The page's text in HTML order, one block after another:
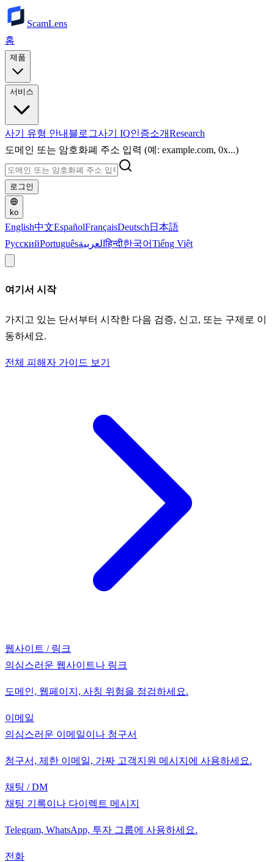
ScamLens
홈
제품
서비스
사기 유형 안내 블로그사기 IQ인증소개Research
도메인 또는 암호화폐 주소 입력 (예: example.com, 0x...)
로그인
ko
English中文EspañolFrançaisDeutsch 日本語
РусскийPortuguêsالعربيةहिन्दी한국어Tiếng Việt
여기서 시작
가지고 있는 단서부터 시작한 다음 검증, 신고, 또는 구제로 이
동하세요.
전체 피해자 가이드 보기
웹사이트 / 링크
의심스러운 웹사이트나 링크
도메인, 웹페이지, 사칭 위험을 점검하세요.
이메일
의심스러운 이메일이나 청구서
청구서, 제한 이메일, 가짜 고객지원 메시지에 사용하세요.
채팅 / DM
채팅 기록이나 다이렉트 메시지
Telegram, WhatsApp, 투자 그룹에 사용하세요.
전화